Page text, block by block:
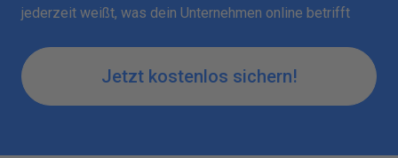
jederzeit weißt, was dein Unternehmen online betrifft
Jetzt kostenlos sichern!